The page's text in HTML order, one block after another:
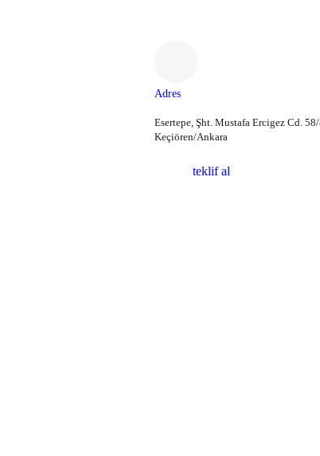
Adres
Esertepe, Şht. Mustafa Ercigez Cd.
Keçiören/Ankara
teklif al